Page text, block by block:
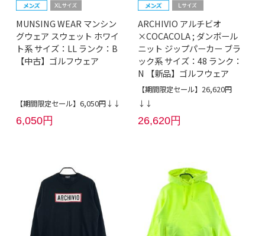
MUNSING WEAR マンシン
グウェア スウェット ホワイ
ト系 サイズ：LL ランク：B
【中古】ゴルフウェア
【期間限定セール】6,050円↓↓
6,050円
ARCHIVIO アルチビオ
×COCACOLA ; ダンボール
ニット ジップパーカー ブラ
ック系 サイズ：48 ランク：
N 【新品】ゴルフウェア
【期間限定セール】26,620円
↓↓
26,620円